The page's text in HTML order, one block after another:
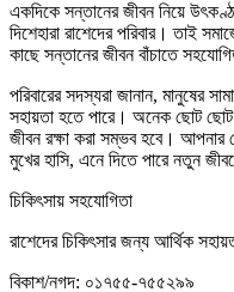
একদিকে সন্তানের জীবন নিয়ে
দিশেহারা রাশেদের পরিবার। তাই
কাছে সন্তানের জীবন বাঁচাতে
পরিবারের সদস্যরা জানান, মানুষের
সহায়তা হতে পারে। অনেক ছোট
জীবন রক্ষা করা সম্ভব হবে। আপনার
মুখের হাসি, এনে দিতে পারে নতুন
চিকিৎসায় সহযোগিতা
রাশেদের চিকিৎসার জন্য আর্থিক
বিকাশ/নগদ: ০১৭৫৫-৭৫৫২৯৯